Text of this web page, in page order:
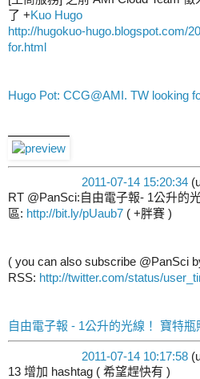
了 +Kuo Hugo
http://hugokuo-hugo.blogspot.com/
for.html
Hugo Pot: CCG@AMI. TW looking
2011-07-14 15:20:34
RT @PanSci:自由電子報- 1公升的
區: http://bit.ly/pUaub7 ( +胖賽 )
( you can also subscribe @PanSci
RSS: http://twitter.com/status/
自由電子報 - 1公升的光線！ 寶特瓶
2011-07-14 10:17:58
13 增加 hashtag ( 希望趕快有 )